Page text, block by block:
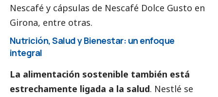
Nescafé y cápsulas de Nescafé Dolce Gusto en
Girona, entre otras.
Nutrición, Salud y Bienestar: un enfoque
integral
La alimentación sostenible también está
estrechamente ligada a la salud. Nestlé se